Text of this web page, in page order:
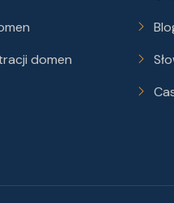
domen